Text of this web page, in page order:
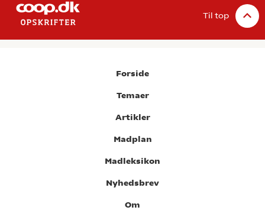
Til top
Forside
Temaer
Artikler
Madplan
Madleksikon
Nyhedsbrev
Om